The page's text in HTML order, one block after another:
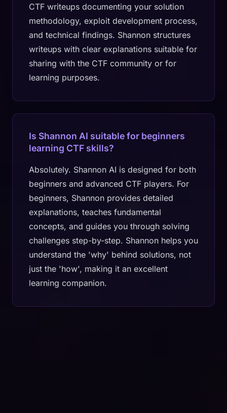
CTF writeups documenting your solution
methodology, exploit development process,
and technical findings. Shannon structures
writeups with clear explanations suitable for
sharing with the CTF community or for
learning purposes.
Is Shannon AI suitable for beginners
learning CTF skills?
Absolutely. Shannon AI is designed for both
beginners and advanced CTF players. For
beginners, Shannon provides detailed
explanations, teaches fundamental
concepts, and guides you through solving
challenges step-by-step. Shannon helps you
understand the 'why' behind solutions, not
just the 'how', making it an excellent
learning companion.